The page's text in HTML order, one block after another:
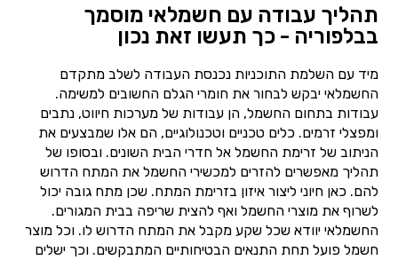
תהליך עבודה עם חשמלאי מוסמך
בבלפוריה - כך תעשו זאת נכון
מיד עם השלמת התוכניות נכנסת העבודה לשלב מתקדם
החשמלאי יבקש לבחור את חומרי הגלם החשובים למשימה.
עבודות בתחום החשמל, הן עבודות של מערכות חיווט, נתבים
ומפצלי זרמים. כלים טכניים וטכנולוגיים, הם אלו שמבצעים את
הניתוב של זרימת החשמל אל חדרי הבית השונים. ובסופו של
תהליך מאפשרים להזרים למכשירי החשמל את המתח הדרוש
להם. כאן חיוני ליצור איזון בזרימת המתח. שכן מתח גובה יכול
לשרוף את מוצרי החשמל ואף להצית שריפה בבית המגורים.
החשמלאי יוודא שכל שקע מקבל את המתח הדרוש לו. וכל מוצר
חשמל פועל תחת התנאים הבטיחותיים המתבקשים. וכך ישלים